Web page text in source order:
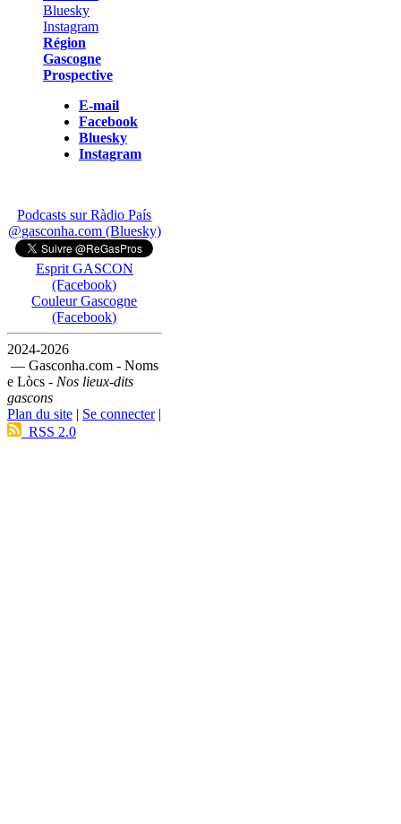
Région
Gascogne
Prospective
E-mail
Facebook
Bluesky
Instagram
Podcasts sur Ràdio País
@gasconha.com (Bluesky)
Esprit GASCON
(Facebook)
Couleur Gascogne
(Facebook)
2024-2026
— Gasconha.com - Noms
e Lòcs - Nos lieux-dits
gascons
Plan du site | Se connecter|
RSS 2.0